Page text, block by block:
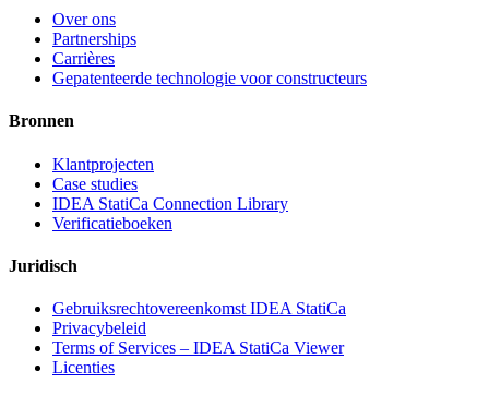
Over ons
Partnerships
Carrières
Gepatenteerde technologie voor constructeurs
Bronnen
Klantprojecten
Case studies
IDEA StatiCa Connection Library
Verificatieboeken
Juridisch
Gebruiksrechtovereenkomst IDEA StatiCa
Privacybeleid
Terms of Services – IDEA StatiCa Viewer
Licenties